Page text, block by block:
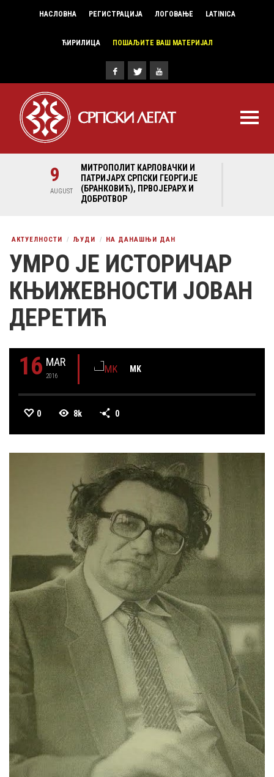
НАСЛОВНА РЕГИСТРАЦИЈА ЛОГОВАЊЕ LATINICA
ЋИРИЛИЦА ПОШАЉИТЕ ВАШ МАТЕРИЈАЛ
9
AUGUST
МИТРОПОЛИТ КАРЛОВАЧКИ И
ПАТРИЈАРХ СРПСКИ ГЕОРГИЈЕ
(БРАНКОВИЋ), ПРВОЈЕРАРХ И
ДОБРОТВОР
АКТУЕЛНОСТИ ЉУДИ НА ДАНАШЊИ ДАН
УМРО ЈЕ ИСТОРИЧАР
КЊИЖЕВНОСТИ ЈОВАН
ДЕРЕТИЋ
16 MAR
2016
MK
0 8k 0